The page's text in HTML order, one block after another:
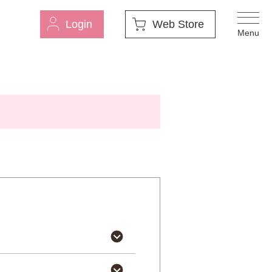
Login Web Store